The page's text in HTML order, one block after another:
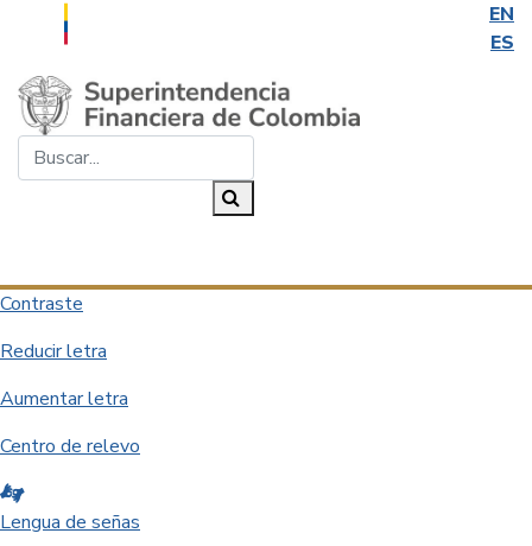
EN
ES
Saltar al contenido principal
Contraste
Reducir letra
Aumentar letra
Centro de relevo
Lengua de señas